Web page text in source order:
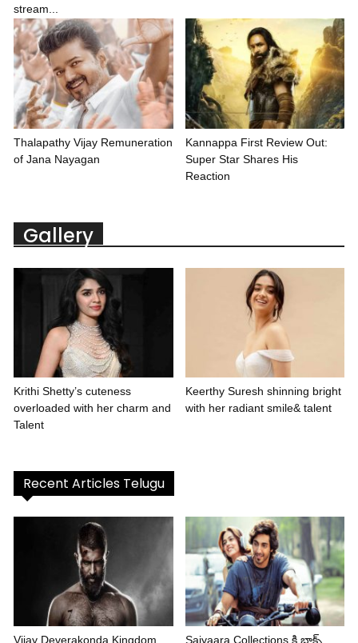
stream...
Thalapathy Vijay Remuneration
of Jana Nayagan
Kannappa First Review Out:
Super Star Shares His
Reaction
Gallery
Krithi Shetty’s cuteness
overloaded with her charm and
Talent
Keerthy Suresh shinning bright
with her radiant smile& talent
Recent Articles Telugu
Vijay Deverakonda Kingdom Saiyaara Collections కి బాక్స్